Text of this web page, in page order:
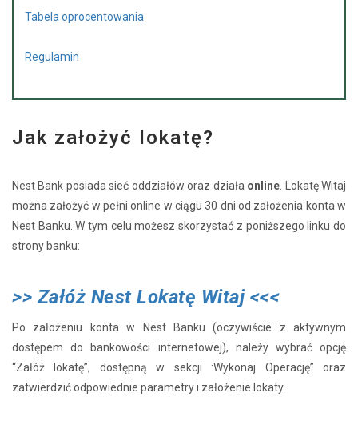
Tabela oprocentowania
Regulamin
Jak założyć lokatę?
Nest Bank posiada sieć oddziałów oraz działa online . Lokatę Witaj
można założyć w pełni online w ciągu 30 dni od założenia konta w
Nest Banku. W tym celu możesz skorzystać z poniższego linku do
strony banku:
>> Załóż Nest Lokatę Witaj <<<
Po założeniu konta w Nest Banku (oczywiście z aktywnym
dostępem do bankowości internetowej), należy wybrać opcję
“Załóż lokatę”, dostępną w sekcji :Wykonaj Operację” oraz
zatwierdzić odpowiednie parametry i założenie lokaty.